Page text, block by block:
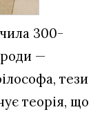
300-
—
тези
теорія, що